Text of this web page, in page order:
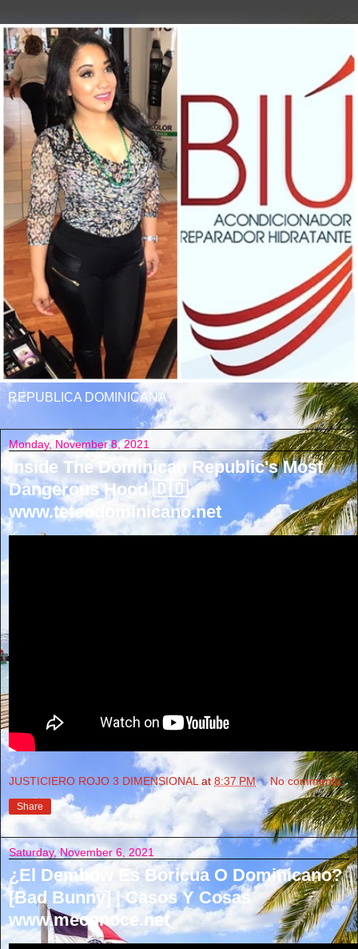
REPUBLICA DOMINICANA
Monday, November 8, 2021
Inside The Dominican Republic's Most
Dangerous Hood 🇩🇴
www.teteodominicano.net
JUSTICIERO ROJO 3 DIMENSIONAL at 8:37 PM No comments:
Share
Saturday, November 6, 2021
¿El Dembow Es Boricua O Dominicano?
[Bad Bunny] | Casos Y Cosas
www.meconoce.net